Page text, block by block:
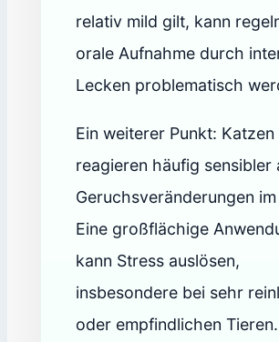
relativ mild gilt, kann
orale Aufnahme durch
Lecken problematisch
Ein weiterer Punkt: Katzen
reagieren häufig sensibler
Geruchsveränderungen im
Eine großflächige
kann Stress auslösen,
insbesondere bei sehr
oder empfindlichen Tieren.